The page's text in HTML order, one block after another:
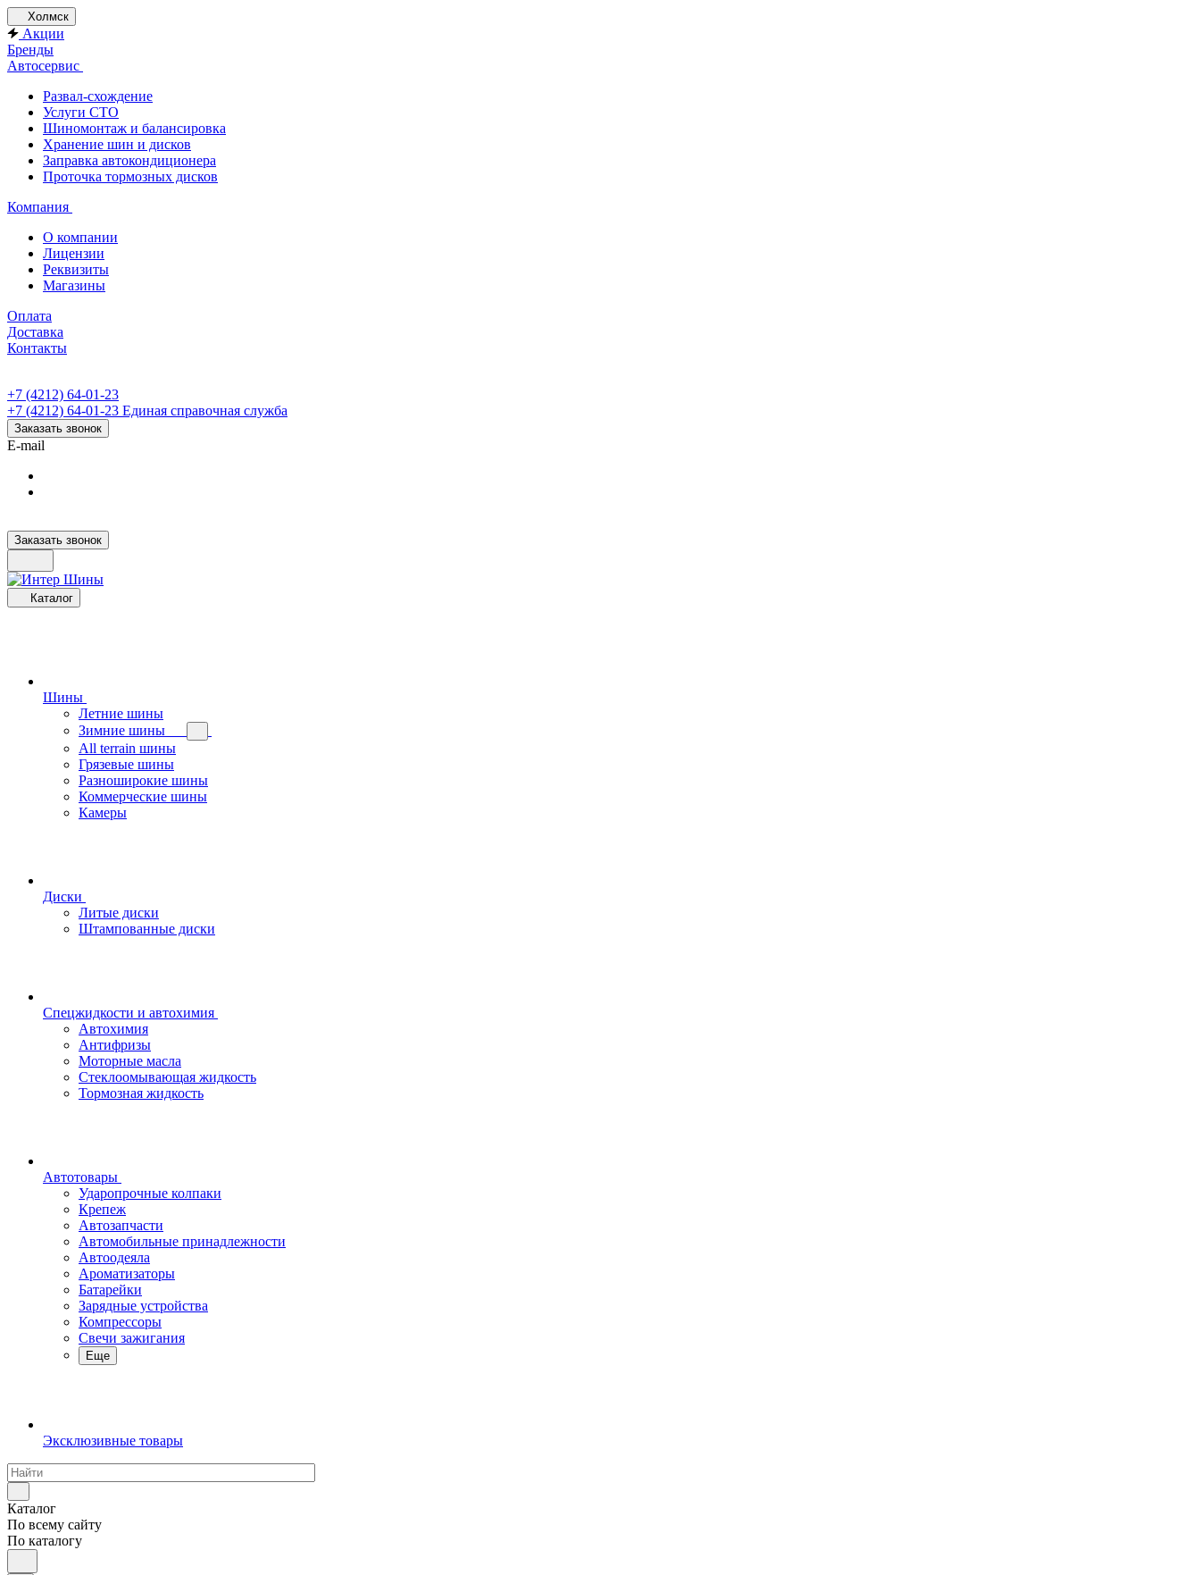
Холмск
Акции
Бренды
Автосервис
Развал-схождение
Услуги СТО
Шиномонтаж и балансировка
Хранение шин и дисков
Заправка автокондиционера
Проточка тормозных дисков
Компания
О компании
Лицензии
Реквизиты
Магазины
Оплата
Доставка
Контакты
+7 (4212) 64-01-23
+7 (4212) 64-01-23 Единая справочная служба
Заказать звонок
E-mail
Заказать звонок
Каталог
Шины
Летние шины
Зимние шины
All terrain шины
Грязевые шины
Разноширокие шины
Коммерческие шины
Камеры
Диски
Литые диски
Штампованные диски
Спецжидкости и автохимия
Автохимия
Антифризы
Моторные масла
Стеклоомывающая жидкость
Тормозная жидкость
Автотовары
Ударопрочные колпаки
Крепеж
Автозапчасти
Автомобильные принадлежности
Автоодеяла
Ароматизаторы
Батарейки
Зарядные устройства
Компрессоры
Свечи зажигания
Еще
Эксклюзивные товары
Каталог
По всему сайту
По каталогу